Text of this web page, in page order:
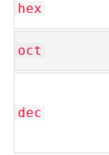
hex
oct
dec